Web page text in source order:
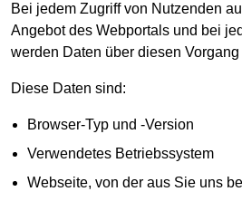
Bei jedem Zugriff von Nutzenden
Angebot des Webportals und bei
werden Daten über diesen Vorgang
Diese Daten sind:
Browser-Typ und -Version
Verwendetes Betriebssystem
Webseite, von der aus Sie uns